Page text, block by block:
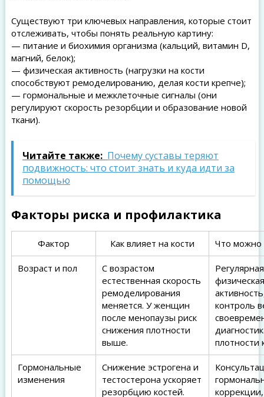
Существуют три ключевых направления, которые стоит
отслеживать, чтобы понять реальную картину:
— питание и биохимия организма (кальций, витамин D,
магний, белок);
— физическая активность (нагрузки на кости
способствуют ремоделированию, делая кости крепче);
— гормональные и межклеточные сигналы (они
регулируют скорость резорбции и образование новой
ткани).
Читайте также: Почему суставы теряют
подвижность: что стоит знать и куда идти за
помощью
Факторы риска и профилактика
Фактор Как влияет на кости Что можно
Возраст и пол
С возрастом
естественная скорость
ремоделирования
меняется. У женщин
после менопаузы риск
снижения плотности
выше.
Регулярная
физическая
контроль
плотности
Гормональные
изменения
Снижение эстрогена и
тестостерона ускоряет
резорбцию костей.
коррекции,